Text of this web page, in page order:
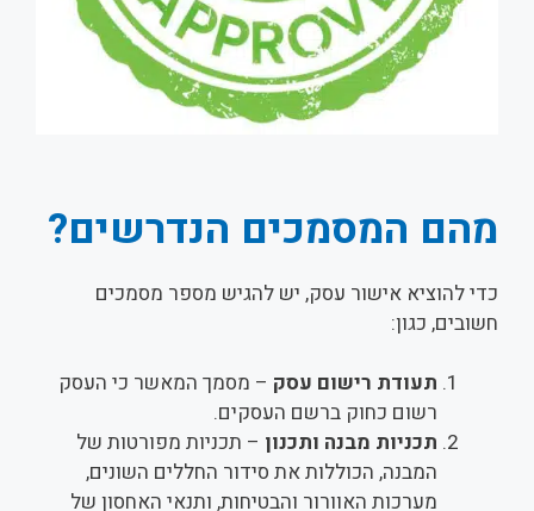
מהם המסמכים הנדרשים?
כדי להוציא אישור עסק, יש להגיש מספר מסמכים
חשובים, כגון:
תעודת רישום עסק – מסמך המאשר כי העסק
רשום כחוק ברשם העסקים.
תכניות מבנה ותכנון – תכניות מפורטות של
המבנה, הכוללות את סידור החללים השונים,
מערכות האוורור והבטיחות, ותנאי האחסון של